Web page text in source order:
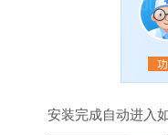
安装完成自动进入